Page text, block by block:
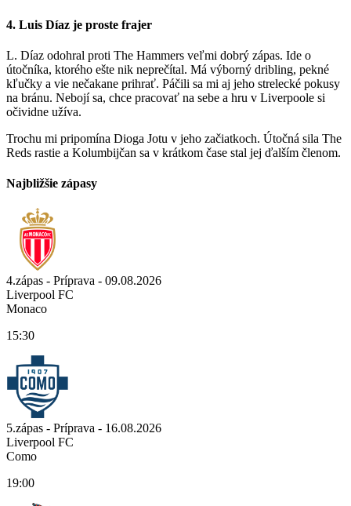
4. Luis Díaz je proste frajer
L. Díaz odohral proti The Hammers veľmi dobrý zápas. Ide o
útočníka, ktorého ešte nik neprečítal. Má výborný dribling, pekné
kľučky a vie nečakane prihrať. Páčili sa mi aj jeho strelecké pokusy
na bránu. Nebojí sa, chce pracovať na sebe a hru v Liverpoole si
očividne užíva.
Trochu mi pripomína Dioga Jotu v jeho začiatkoch. Útočná sila The
Reds rastie a Kolumbijčan sa v krátkom čase stal jej ďalším členom.
Najbližšie zápasy
4.zápas - Príprava - 09.08.2026
Liverpool FC
Monaco
15:30
5.zápas - Príprava - 16.08.2026
Liverpool FC
Como
19:00